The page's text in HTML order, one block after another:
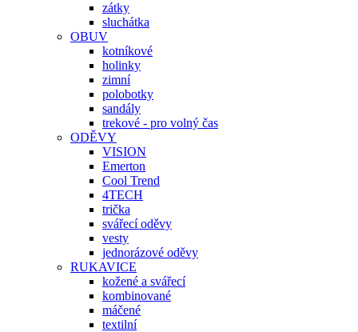
zátky
sluchátka
OBUV
kotníkové
holinky
zimní
polobotky
sandály
trekové - pro volný čas
ODĚVY
VISION
Emerton
Cool Trend
4TECH
trička
svářecí oděvy
vesty
jednorázové oděvy
RUKAVICE
kožené a svářecí
kombinované
máčené
textilní